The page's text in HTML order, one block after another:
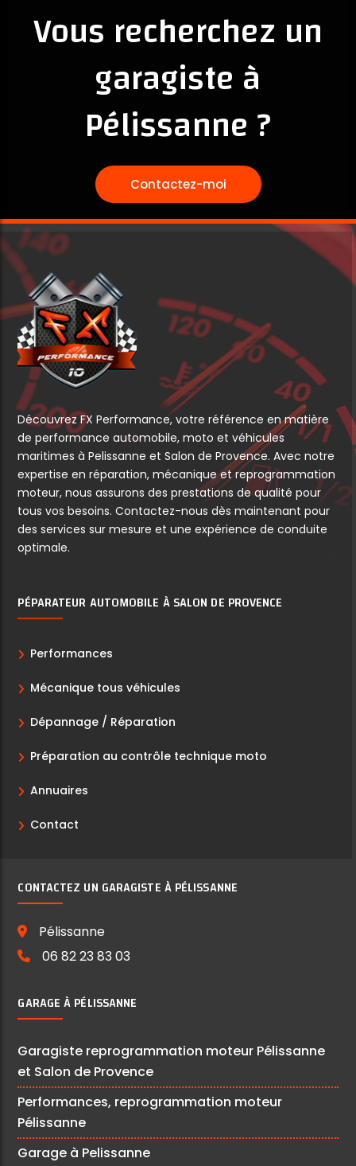
Vous recherchez un
garagiste à
Pélissanne ?
Contactez-moi
Découvrez FX Performance, votre référence en matière
de performance automobile, moto et véhicules
maritimes à Pelissanne et Salon de Provence. Avec notre
expertise en réparation, mécanique et reprogrammation
moteur, nous assurons des prestations de qualité pour
tous vos besoins. Contactez-nous dès maintenant pour
des services sur mesure et une expérience de conduite
optimale.
PÉPARATEUR AUTOMOBILE À SALON DE PROVENCE
Performances
Mécanique tous véhicules
Dépannage / Réparation
Préparation au contrôle technique moto
Annuaires
Contact
CONTACTEZ UN GARAGISTE À PÉLISSANNE
Pélissanne
06 82 23 83 03
GARAGE À PÉLISSANNE
Garagiste reprogrammation moteur Pélissanne
et Salon de Provence
Performances, reprogrammation moteur
Pélissanne
Garage à Pelissanne